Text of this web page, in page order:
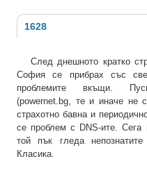
1628
След днешното кратко
София се прибрах със
проблемите вкъщи.
(powernet.bg, те и иначе не
страхотно бавна и
се проблем с DNS-ите.
той пък гледа
Класика.